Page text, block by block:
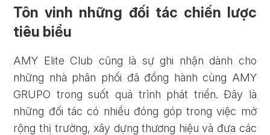
Tôn vinh những đối tác chiến lược
tiêu biểu
AMY Elite Club cũng là sự ghi nhận dành cho
những nhà phân phối đã đồng hành cùng AMY
GRUPO trong suốt quá trình phát triển. Đây là
những đối tác có nhiều đóng góp trong việc mở
rộng thị trường, xây dựng thương hiệu và đưa các